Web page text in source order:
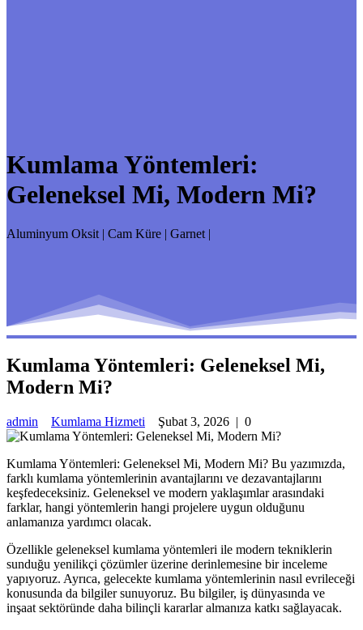
Kumlama Yöntemleri:
Geleneksel Mi, Modern Mi?
Aluminyum Oksit | Cam Küre | Garnet |
Kumlama Yöntemleri: Geleneksel Mi,
Modern Mi?
admin Kumlama Hizmeti Şubat 3, 2026 | 0
Kumlama Yöntemleri: Geleneksel Mi, Modern Mi? Bu yazımızda,
farklı kumlama yöntemlerinin avantajlarını ve dezavantajlarını
keşfedeceksiniz. Geleneksel ve modern yaklaşımlar arasındaki
farklar, hangi yöntemlerin hangi projelere uygun olduğunu
anlamanıza yardımcı olacak.
Özellikle geleneksel kumlama yöntemleri ile modern tekniklerin
sunduğu yenilikçi çözümler üzerine derinlemesine bir inceleme
yapıyoruz. Ayrıca, gelecekte kumlama yöntemlerinin nasıl evrileceği
konusunda da bilgiler sunuyoruz. Bu bilgiler, iş dünyasında ve
inşaat sektöründe daha bilinçli kararlar almanıza katkı sağlayacak.